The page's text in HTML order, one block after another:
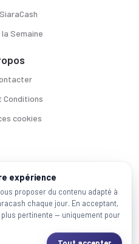
Semaine
Conditions
cookies
|
Toyota Peugeot
expérience
proposer du contenu adapté à
chaque jour. En acceptant,
pertinente — uniquement pour